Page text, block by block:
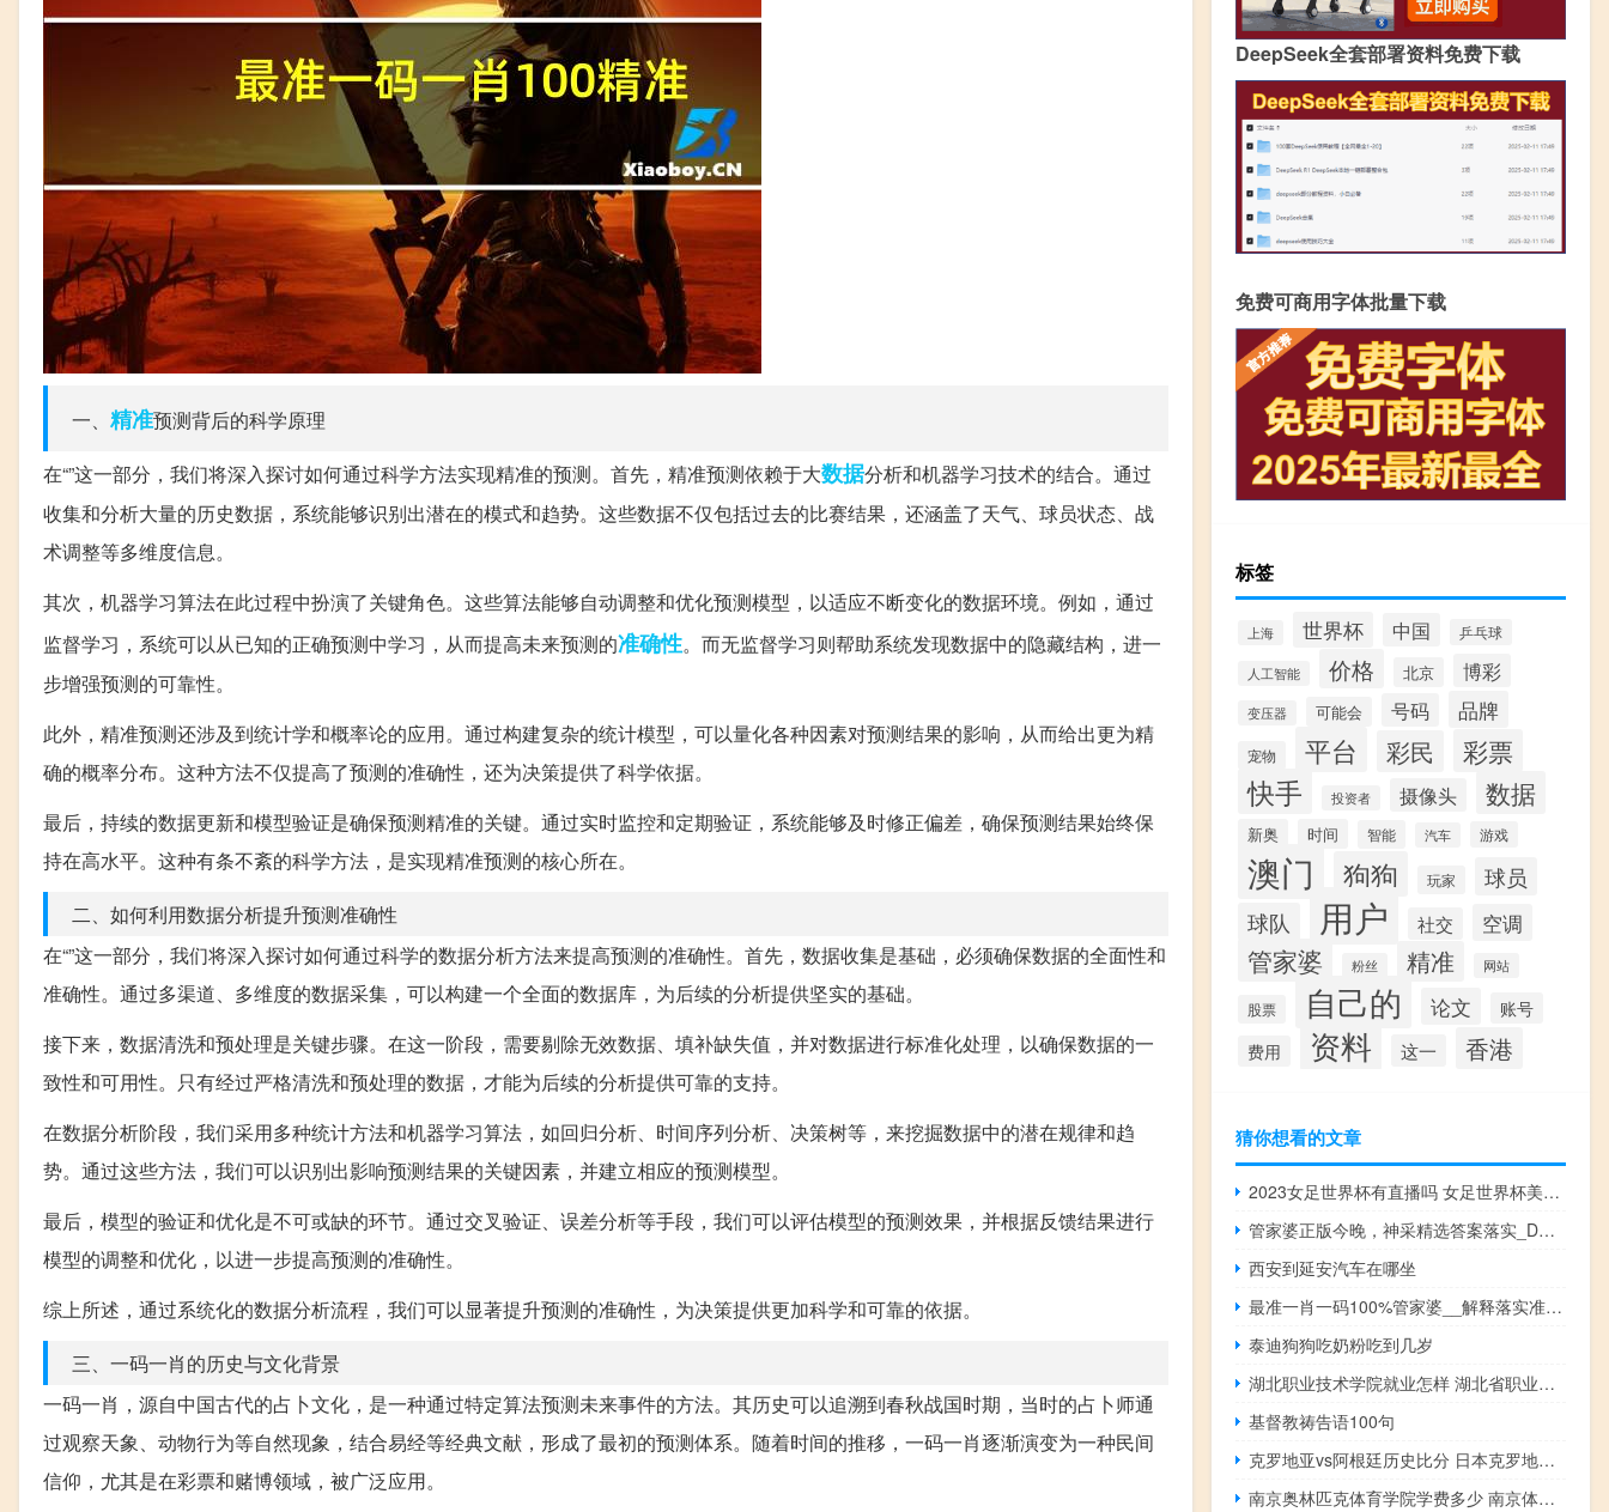
一、 精准预测背后的科学原理
在“”这一部分，我们将深入探讨如何通过科学方法实现精准的预测。首先，精准预测依赖于大数据分析和机器学习技术的结合。通过
收集和分析大量的历史数据，系统能够识别出潜在的模式和趋势。这些数据不仅包括过去的比赛结果，还涵盖了天气、球员状态、战
术调整等多维度信息。
其次，机器学习算法在此过程中扮演了关键角色。这些算法能够自动调整和优化预测模型，以适应不断变化的数据环境。例如，通过
监督学习，系统可以从已知的正确预测中学习，从而提高未来预测的准确性。而无监督学习则帮助系统发现数据中的隐藏结构，进一
步增强预测的可靠性。
此外，精准预测还涉及到统计学和概率论的应用。通过构建复杂的统计模型，可以量化各种因素对预测结果的影响，从而给出更为精
确的概率分布。这种方法不仅提高了预测的准确性，还为决策提供了科学依据。
最后，持续的数据更新和模型验证是确保预测精准的关键。通过实时监控和定期验证，系统能够及时修正偏差，确保预测结果始终保
持在高水平。这种有条不紊的科学方法，是实现精准预测的核心所在。
二、如何利用数据分析提升预测准确性
在“”这一部分，我们将深入探讨如何通过科学的数据分析方法来提高预测的准确性。首先，数据收集是基础，必须确保数据的全面性和
准确性。通过多渠道、多维度的数据采集，可以构建一个全面的数据库，为后续的分析提供坚实的基础。
接下来，数据清洗和预处理是关键步骤。在这一阶段，需要剔除无效数据、填补缺失值，并对数据进行标准化处理，以确保数据的一
致性和可用性。只有经过严格清洗和预处理的数据，才能为后续的分析提供可靠的支持。
在数据分析阶段，我们采用多种统计方法和机器学习算法，如回归分析、时间序列分析、决策树等，来挖掘数据中的潜在规律和趋
势。通过这些方法，我们可以识别出影响预测结果的关键因素，并建立相应的预测模型。
最后，模型的验证和优化是不可或缺的环节。通过交叉验证、误差分析等手段，我们可以评估模型的预测效果，并根据反馈结果进行
模型的调整和优化，以进一步提高预测的准确性。
综上所述，通过系统化的数据分析流程，我们可以显著提升预测的准确性，为决策提供更加科学和可靠的依据。
三、一码一肖的历史与文化背景
一码一肖，源自中国古代的占卜文化，是一种通过特定算法预测未来事件的方法。其历史可以追溯到春秋战国时期，当时的占卜师通
过观察天象、动物行为等自然现象，结合易经等经典文献，形成了最初的预测体系。随着时间的推移，一码一肖逐渐演变为一种民间
信仰，尤其是在彩票和赌博领域，被广泛应用。
DeepSeek全套部署资料免费下载
免费可商用字体批量下载
标签
上海 世界杯 中国 乒乓球
人工智能 价格 北京 博彩
变压器 可能会 号码 品牌
宠物 平台 彩民 彩票
快手 投资者 摄像头 数据
新奥 时间 智能 汽车 游戏
澳门 狗狗 玩家
球员
球队
用户 社交 空调
管家婆 粉丝 精准 网站
股票 自己的 论文
账号
费用
资料 这一 香港
猜你想看的文章
2023女足世界杯有直播吗 女足世界杯美国队
管家婆正版今晚，神采精选答案落实_DDP8.455
西安到延安汽车在哪坐
最准一肖一码100%管家婆__解释落实准入制度-2319.ISO.462
泰迪狗狗吃奶粉吃到几岁
湖北职业技术学院就业怎样 湖北省职业技术学院
基督教祷告语100句
克罗地亚vs阿根廷历史比分 日本克罗地亚比分网易
南京奥林匹克体育学院学费多少 南京体育学院奥林匹克学院